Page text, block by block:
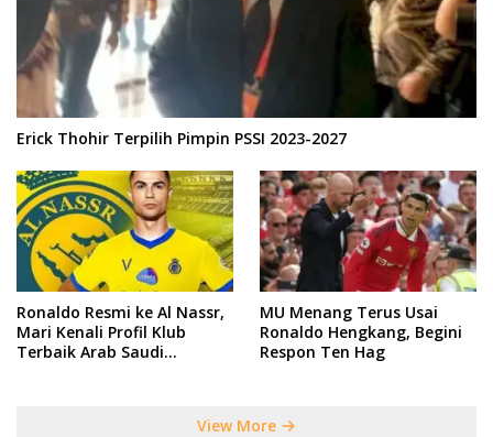
Erick Thohir Terpilih Pimpin PSSI 2023-2027
Ronaldo Resmi ke Al Nassr,
Mari Kenali Profil Klub
Terbaik Arab Saudi
MU Menang Terus Usai
Ronaldo Hengkang, Begini
Respon Ten Hag
View More